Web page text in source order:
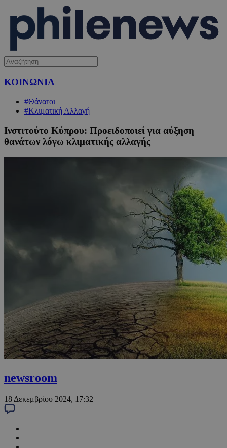
ΚΟΙΝΩΝΙΑ
#Θάνατοι
#Κλιματική Αλλαγή
Ινστιτούτο Κύπρου: Προειδοποιεί για αύξηση
θανάτων λόγω κλιματικής αλλαγής
newsroom
18 Δεκεμβρίου 2024, 17:32